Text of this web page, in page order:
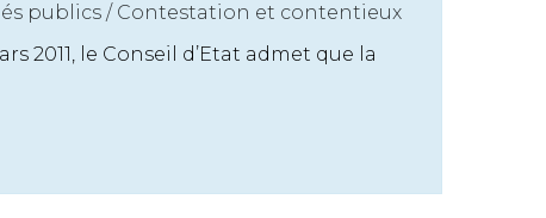
publics / Contestation et contentieux
2011, le Conseil d’Etat admet que la